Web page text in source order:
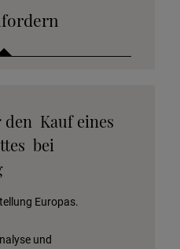
anfordern
anfordern
vereinbaren
im Hotel
Kauf eines
bei
Europas.
und